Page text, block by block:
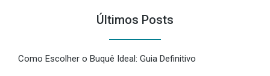
Últimos Posts
Como Escolher o Buquê Ideal: Guia Definitivo